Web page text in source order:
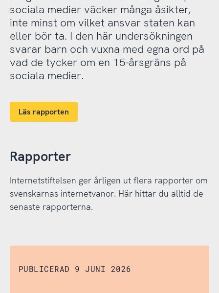
sociala medier väcker många åsikter,
inte minst om vilket ansvar staten kan
eller bör ta. I den här undersökningen
svarar barn och vuxna med egna ord på
vad de tycker om en 15-årsgräns på
sociala medier.
Läs rapporten
Rapporter
Internetstiftelsen ger årligen ut flera rapporter om
svenskarnas internetvanor. Här hittar du alltid de
senaste rapporterna.
PUBLICERAD 9 JUNI 2026